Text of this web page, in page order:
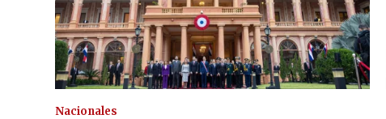
Nacionales